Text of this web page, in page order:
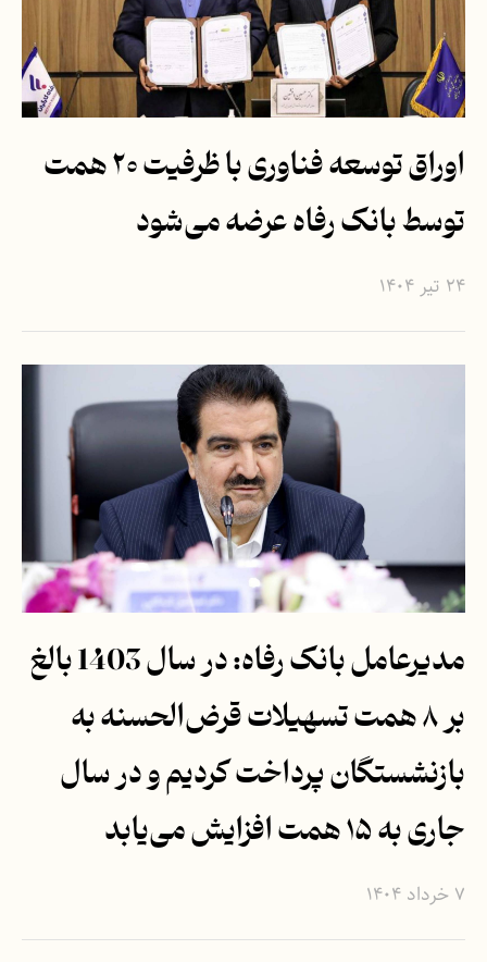
اوراق توسعه فناوری با ظرفیت ۲۰ همت
توسط بانک رفاه عرضه می‌شود
۲۴ تیر ۱۴۰۴
مدیرعامل بانک رفاه: در سال 1403 بالغ
بر ۸ همت تسهیلات قرض‌الحسنه به
بازنشستگان پرداخت کردیم و در سال
جاری به ۱۵ همت افزایش می‌یابد
۷ خرداد ۱۴۰۴